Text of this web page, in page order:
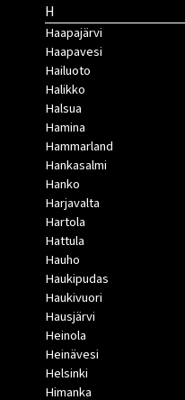
H
Haapajärvi
Haapavesi
Hailuoto
Halikko
Halsua
Hamina
Hammarland
Hankasalmi
Hanko
Harjavalta
Hartola
Hattula
Hauho
Haukipudas
Haukivuori
Hausjärvi
Heinola
Heinävesi
Helsinki
Himanka